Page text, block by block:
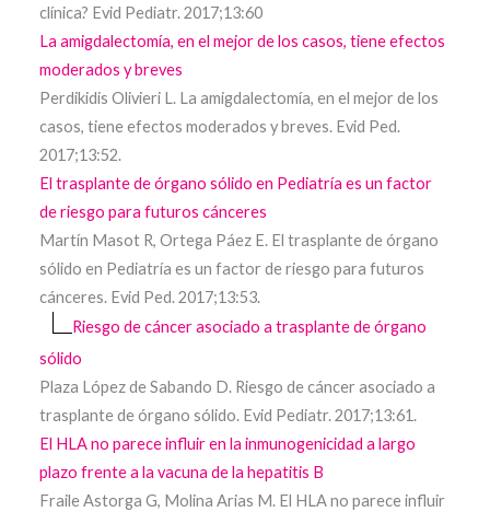
clínica? Evid Pediatr. 2017;13:60
La amigdalectomía, en el mejor de los casos, tiene efectos
moderados y breves
Perdikidis Olivieri L. La amigdalectomía, en el mejor de los
casos, tiene efectos moderados y breves. Evid Ped.
2017;13:52.
El trasplante de órgano sólido en Pediatría es un factor
de riesgo para futuros cánceres
Martín Masot R, Ortega Páez E. El trasplante de órgano
sólido en Pediatría es un factor de riesgo para futuros
cánceres. Evid Ped. 2017;13:53.
Riesgo de cáncer asociado a trasplante de órgano
sólido
Plaza López de Sabando D. Riesgo de cáncer asociado a
trasplante de órgano sólido. Evid Pediatr. 2017;13:61.
El HLA no parece influir en la inmunogenicidad a largo
plazo frente a la vacuna de la hepatitis B
Fraile Astorga G, Molina Arias M. El HLA no parece influir